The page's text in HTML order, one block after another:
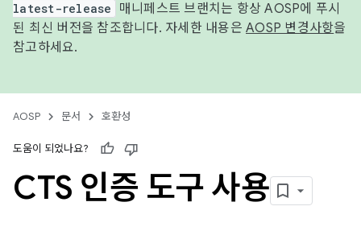
latest-release
매니페스트 브랜치는 항상 AOSP에 푸시
된 최신 버전을 참조합니다. 자세한 내용은 AOSP 변경사항을
참고하세요.
AOSP 문서 호환성
도움이 되었나요?
CTS 인증 도구 사용